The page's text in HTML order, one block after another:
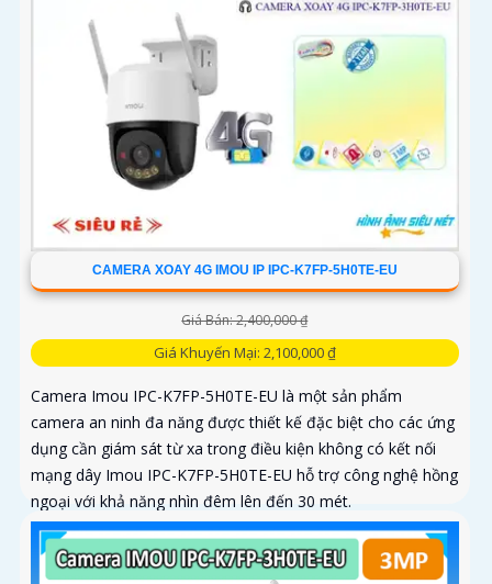
CAMERA XOAY 4G IMOU IP IPC-K7FP-5H0TE-EU
Giá Bán: 2,400,000 ₫
Giá Khuyến Mại: 2,100,000 ₫
Camera Imou IPC-K7FP-5H0TE-EU là một sản phẩm
camera an ninh đa năng được thiết kế đặc biệt cho các ứng
dụng cần giám sát từ xa trong điều kiện không có kết nối
mạng dây Imou IPC-K7FP-5H0TE-EU hỗ trợ công nghệ hồng
ngoại với khả năng nhìn đêm lên đến 30 mét.